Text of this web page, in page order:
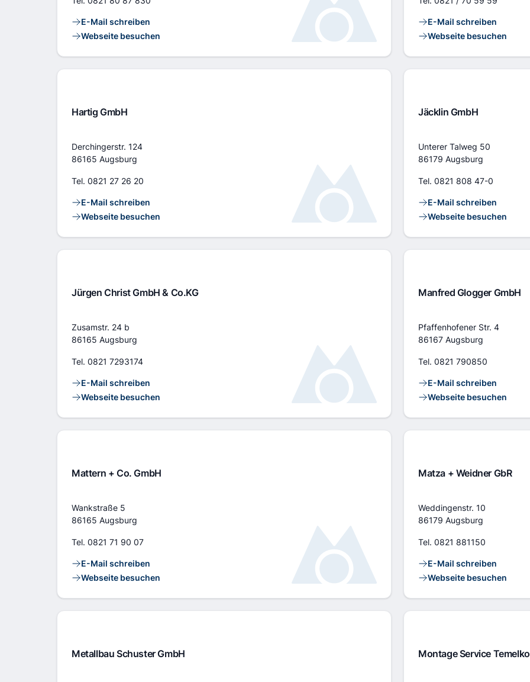
Kontaktlinks
E-Mail schreiben
Webseite besuchen
Kontaktlinks
E-Mail schreiben
Webseite besuchen
Hartig GmbH
Adresse
Derchingerstr. 124
86165 Augsburg
Tel. 0821 27 26 20
Kontaktlinks
E-Mail schreiben
Webseite besuchen
Jäcklin GmbH
Adresse
Unterer Talweg 50
86179 Augsburg
Tel. 0821 808 47-0
Kontaktlinks
E-Mail schreiben
Webseite besuchen
Jürgen Christ GmbH & Co.KG
Adresse
Zusamstr. 24 b
86165 Augsburg
Tel. 0821 7293174
Kontaktlinks
E-Mail schreiben
Webseite besuchen
Manfred Glogger GmbH
Adresse
Pfaffenhofener Str. 4
86167 Augsburg
Tel. 0821 790850
Kontaktlinks
E-Mail schreiben
Webseite besuchen
Mattern + Co. GmbH
Adresse
Wankstraße 5
86165 Augsburg
Tel. 0821 71 90 07
Kontaktlinks
E-Mail schreiben
Webseite besuchen
Matza + Weidner GbR
Adresse
Weddingenstr. 10
86179 Augsburg
Tel. 0821 881150
Kontaktlinks
E-Mail schreiben
Webseite besuchen
Metallbau Schuster GmbH Montage Service